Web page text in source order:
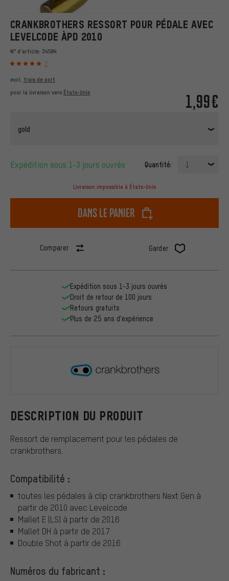
CRANKBROTHERS RESSORT POUR PÉDALE AVEC
LEVELCODE ÀPD 2010
N° d'article: 34584
7
1,99€
excl. frais de port
pour la livraison vers États-Unis
gold
Expédition sous 1-3 jours ouvrés Quantité: 1
Livraison impossible à États-Unis
dans le panier
Comparer Garder
DESCRIPTION DU PRODUIT
Ressort de remplacement pour les pédales de
crankbrothers.
Compatibilité :
toutes les pédales à clip crankbrothers Next Gen à
partir de 2010 avec Levelcode
Mallet E (LS) à partir de 2016
Mallet DH à partir de 2017
Double Shot à partir de 2016
Numéros du fabricant :
Expédition sous 1-3 jours ouvrés
Droit de retour de 100 jours
Retours gratuits
Plus de 25 ans d'expérience